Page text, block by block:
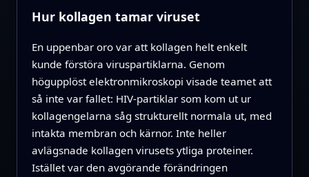
Hur kollagen tamar viruset
En uppenbar oro var att kollagen helt enkelt
kunde förstöra viruspartiklarna. Genom
högupplöst elektronmikroskopi visade teamet att
så inte var fallet: HIV‑partiklar som kom ut ur
kollagengelarna såg strukturellt normala ut, med
intakta membran och kärnor. Inte heller
avlägsnade kollagen virusets ytliga proteiner.
Istället var den avgörande förändringen